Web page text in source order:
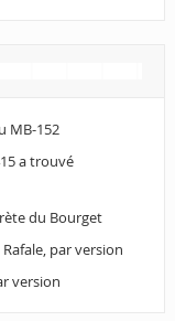
MB-152
a trouvé
du Bourget
par version
version